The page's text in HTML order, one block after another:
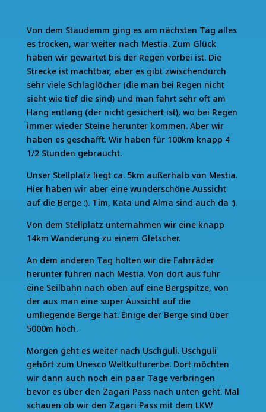
Von dem Staudamm ging es am nächsten Tag alles
es trocken, war weiter nach Mestia. Zum Glück
haben wir gewartet bis der Regen vorbei ist. Die
Strecke ist machtbar, aber es gibt zwischendurch
sehr viele Schlaglöcher (die man bei Regen nicht
sieht wie tief die sind) und man fährt sehr oft am
Hang entlang (der nicht gesichert ist), wo bei Regen
immer wieder Steine herunter kommen. Aber wir
haben es geschafft. Wir haben für 100km knapp 4
1/2 Stunden gebraucht.
Unser Stellplatz liegt ca. 5km außerhalb von Mestia.
Hier haben wir aber eine wunderschöne Aussicht
auf die Berge :). Tim, Kata und Alma sind auch da :).
Von dem Stellplatz unternahmen wir eine knapp
14km Wanderung zu einem Gletscher.
An dem anderen Tag holten wir die Fahrräder
herunter fuhren nach Mestia. Von dort aus fuhr
eine Seilbahn nach oben auf eine Bergspitze, von
der aus man eine super Aussicht auf die
umliegende Berge hat. Einige der Berge sind über
5000m hoch.
Morgen geht es weiter nach Uschguli. Uschguli
gehört zum Unesco Weltkulturerbe. Dort möchten
wir dann auch noch ein paar Tage verbringen
bevor es über den Zagari Pass nach unten geht. Mal
schauen ob wir den Zagari Pass mit dem LKW